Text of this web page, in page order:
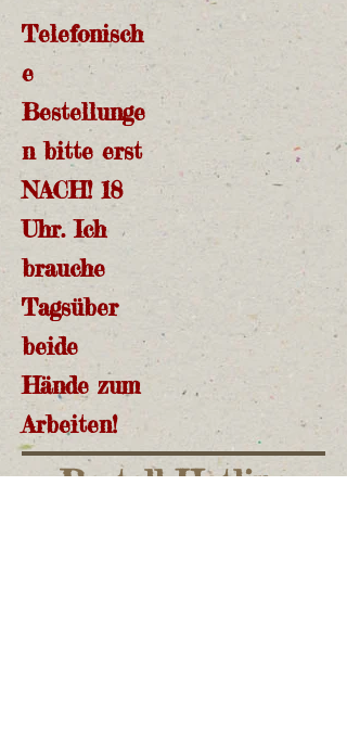
Telefonisch
e
Bestellunge
n bitte erst
NACH! 18
Uhr. Ich
brauche
Tagsüber
beide
Hände zum
Arbeiten!
Bestell Hotline